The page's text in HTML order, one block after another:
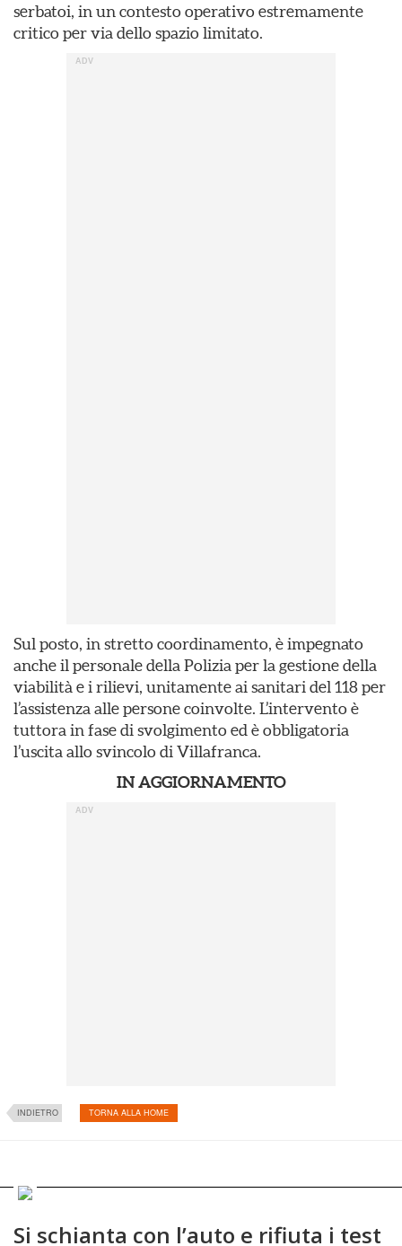
serbatoi, in un contesto operativo estremamente
critico per via dello spazio limitato.
Sul posto, in stretto coordinamento, è impegnato
anche il personale della Polizia per la gestione della
viabilità e i rilievi, unitamente ai sanitari del 118 per
l’assistenza alle persone coinvolte. L’intervento è
tuttora in fase di svolgimento ed è obbligatoria
l’uscita allo svincolo di Villafranca.
IN AGGIORNAMENTO
INDIETRO TORNA ALLA HOME
Si schianta con l’auto e rifiuta i test